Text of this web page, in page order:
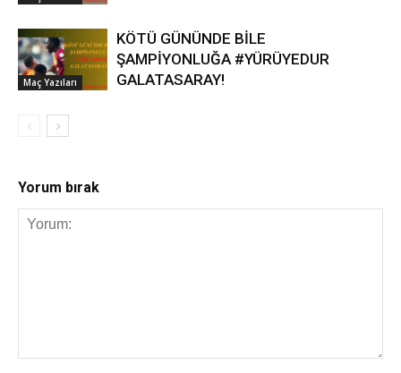
Maç Yazıları
KÖTÜ GÜNÜNDE BİLE
ŞAMPİYONLUĞA #YÜRÜYEDUR
GALATASARAY!
Yorum bırak